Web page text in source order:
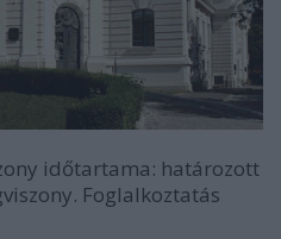
időtartama: határozott
Foglalkoztatás